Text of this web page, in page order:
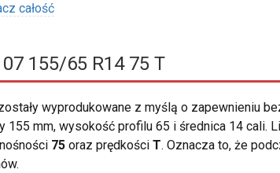
całość
155/65 R14 75 T
wyprodukowane z myślą o zapewnieniu
155 mm, wysokość profilu 65 i średnica 14 cali.
75 oraz prędkości T. Oznacza to, że